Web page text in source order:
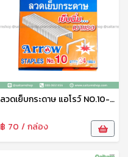
ลวดเย็บกระดาษ แอโรว์ NO.10-1 M ม้า
฿ 70 / กล่อง